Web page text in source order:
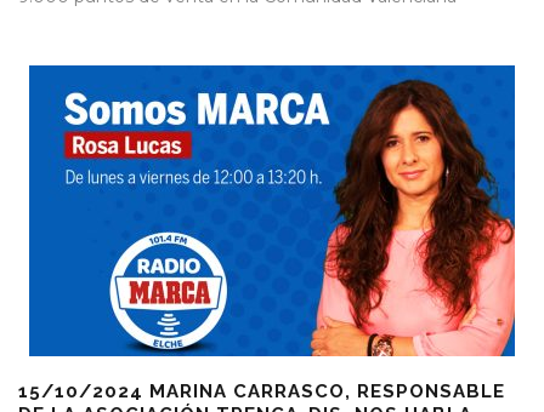
15/10/2024 MARINA CARRASCO, RESPONSABLE